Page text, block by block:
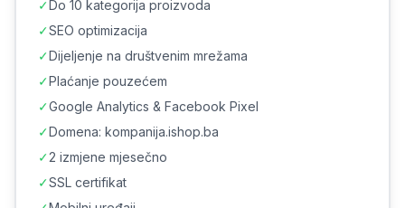
✓Do 10 kategorija proizvoda
✓SEO optimizacija
✓Dijeljenje na društvenim mrežama
✓Plaćanje pouzećem
✓Google Analytics & Facebook Pixel
✓Domena: kompanija.ishop.ba
✓2 izmjene mjesečno
✓SSL certifikat